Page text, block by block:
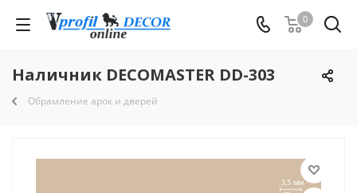
0
Наличник DECOMASTER DD-303
Обрамление арок и дверей